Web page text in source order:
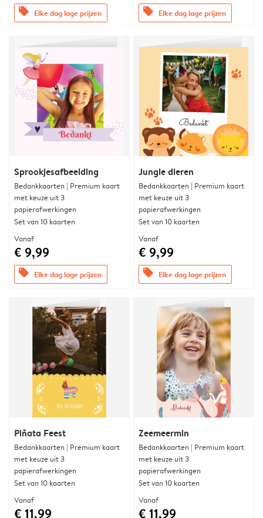
offers Elke dag lage prijzen offers Elke dag lage prijzen
Sprookjesafbeelding
Bedankkaarten | Premium kaart
met keuze uit 3
papierafwerkingen
Set van 10 kaarten
Vanaf
€ 9,99
offers Elke dag lage prijzen
Jungle dieren
Bedankkaarten | Premium kaart
met keuze uit 3
papierafwerkingen
Set van 10 kaarten
Vanaf
€ 9,99
offers Elke dag lage prijzen
Piñata Feest
Bedankkaarten | Premium kaart
met keuze uit 3
papierafwerkingen
Set van 10 kaarten
Vanaf
€ 11,99
Zeemeermin
Bedankkaarten | Premium kaart
met keuze uit 3
papierafwerkingen
Set van 10 kaarten
Vanaf
€ 11,99